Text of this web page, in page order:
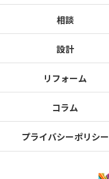
相談
設計
リフォーム
コラム
プライバシーポリシー